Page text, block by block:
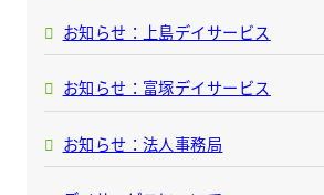
お知らせ：上島デイサービス
お知らせ：富塚デイサービス
お知らせ：法人事務局